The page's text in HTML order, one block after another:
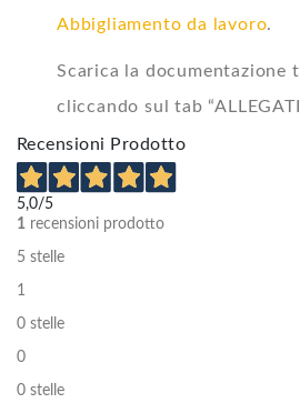
Abbigliamento da lavoro.
Scarica la documentazione
cliccando sul tab
Recensioni Prodotto
5,0/5
1 recensioni prodotto
5 stelle
1
0 stelle
0
0 stelle